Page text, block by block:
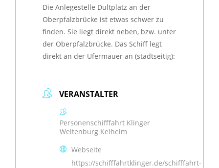
Die Anlegestelle Dultplatz an der
Oberpfalzbrücke ist etwas schwer zu
finden. Sie liegt direkt neben, bzw. unter
der Oberpfalzbrücke. Das Schiff legt
direkt an der Ufermauer an (stadtseitig):
VERANSTALTER
Personenschifffahrt Klinger
Weltenburg Kelheim
Webseite
https://schifffahrtklinger.de/schifffahrt-